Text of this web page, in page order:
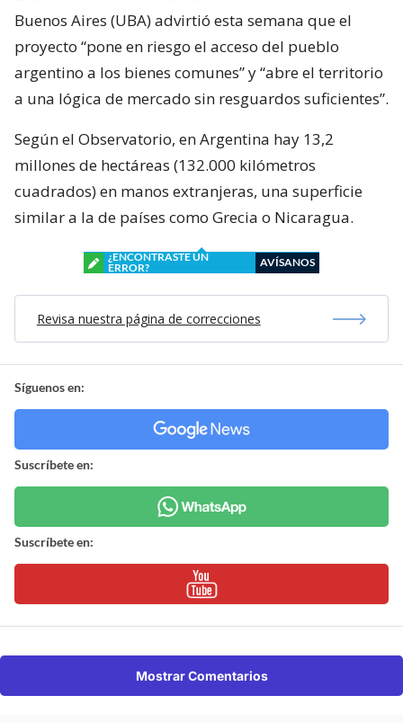
Buenos Aires (UBA) advirtió esta semana que el
proyecto “pone en riesgo el acceso del pueblo
argentino a los bienes comunes” y “abre el territorio
a una lógica de mercado sin resguardos suficientes”.
Según el Observatorio, en Argentina hay 13,2
millones de hectáreas (132.000 kilómetros
cuadrados) en manos extranjeras, una superficie
similar a la de países como Grecia o Nicaragua.
¿ENCONTRASTE UN
ERROR?
AVÍSANOS
Revisa nuestra página de correcciones
Síguenos en:
Suscríbete en:
Suscríbete en:
Mostrar Comentarios